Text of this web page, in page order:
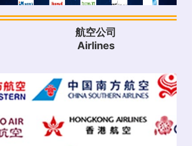
Past Sponsors
航空公司
Airlines